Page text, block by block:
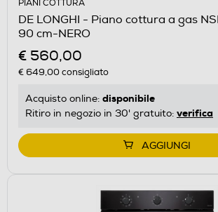
PIANI COTTURA
DE LONGHI - Piano cottura a gas
90 cm-NERO
€ 560,00
€ 649,00consigliato
Acquisto online: disponibile
Ritiro in negozio in 30' gratuito: verifica
AGGIUNGI